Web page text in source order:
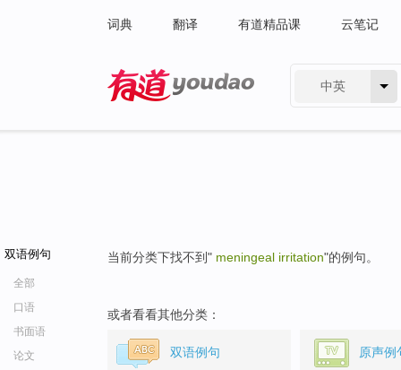
词典 翻译 有道精品课 云笔记
中英
双语例句
全部
口语
书面语
论文
当前分类下找不到" meningeal irritation"的例句。
或者看看其他分类：
双语例句 原声例